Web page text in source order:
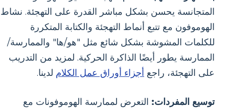
المتجانسة يحسن بشكل مباشر القدرة على التهجئة. نشاط
الهوموفون مع تتبع أنماط التهجئة والكتابة المتكررة
للكلمات المشوشة بشكل شائع مثل "هو/ها" والممارسة/
الممارسة يطور أيضًا الذاكرة الحركية. لمزيد من التدريب
على التهجئة، راجع أجزاء أوراق عمل الكلام لدينا.
توسيع المفردات: التعرض لممارسة الهوموفونات مع